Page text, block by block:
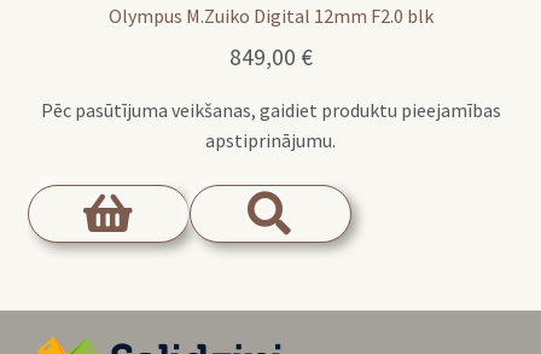
Olympus M.Zuiko Digital 12mm F2.0 blk
849,00 €
Pēc pasūtījuma veikšanas, gaidiet produktu pieejamības
apstiprinājumu.